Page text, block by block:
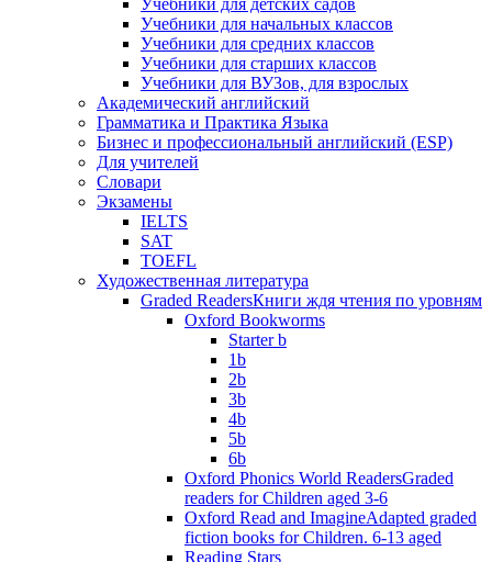
Учебники для детских садов
Учебники для начальных классов
Учебники для средних классов
Учебники для старших классов
Учебники для ВУЗов, для взрослых
Академический английский
Грамматика и Практика Языка
Бизнес и профессиональный английский (ESP)
Для учителей
Словари
Экзамены
IELTS
SAT
TOEFL
Художественная литература
Graded ReadersКниги ждя чтения по уровням
Oxford Bookworms
Starter b
1b
2b
3b
4b
5b
6b
Oxford Phonics World ReadersGraded
readers for Children aged 3-6
Oxford Read and ImagineAdapted graded
fiction books for Children. 6-13 aged
Reading Stars